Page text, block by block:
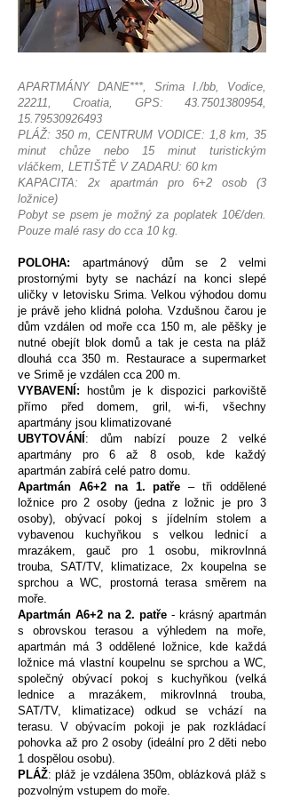
APARTMÁNY DANE***, Srima I./bb, Vodice,
22211, Croatia, GPS:43.7501380954,
15.79530926493
PLÁŽ: 350 m, CENTRUM VODICE: 1,8 km, 35
minut chůze nebo 15 minut turistickým
vláčkem, LETIŠTĚ V ZADARU: 60 km
KAPACITA: 2x apartmán pro 6+2 osob (3
ložnice)
Pobyt se psem je možný za poplatek 10€/den.
Pouze malé rasy do cca 10 kg.​
POLOHA: apartmánový dům se 2 velmi
prostornými byty se nachází na konci slepé
uličky v letovisku Srima. Velkou výhodou domu
je právě jeho klidná poloha. Vzdušnou čarou je
dům vzdálen od moře cca 150 m, ale pěšky je
nutné obejít blok domů a tak je cesta na pláž
dlouhá cca 350 m. Restaurace a supermarket
ve Srimě je vzdálen cca 200 m.
VYBAVENÍ: hostům je k dispozici parkoviště
přímo před domem, gril, wi-fi, všechny
apartmány jsou klimatizované
UBYTOVÁNÍ : dům nabízí pouze 2 velké
apartmány pro 6 až 8 osob, kde každý
apartmán zabírá celé patro domu.
Apartmán A6+2 na 1. patře – tři oddělené
ložnice pro 2 osoby (jedna z ložnic je pro 3
osoby), obývací pokoj s jídelním stolem a
vybavenou kuchyňkou s velkou lednicí a
mrazákem, gauč pro 1 osobu, mikrovlnná
trouba, SAT/TV, klimatizace, 2x koupelna se
sprchou a WC, prostorná terasa směrem na
moře.
Apartmán A6+2 na 2. patře - krásný apartmán
s obrovskou terasou a výhledem na moře,
apartmán má 3 oddělené ložnice, kde každá
ložnice má vlastní koupelnu se sprchou a WC,
společný obývací pokoj s kuchyňkou (velká
lednice a mrazákem, mikrovlnná trouba,
SAT/TV, klimatizace) odkud se vchází na
terasu. V obývacím pokoji je pak rozkládací
pohovka až pro 2 osoby (ideální pro 2 děti nebo
1 dospělou osobu).
PLÁŽ: pláž je vzdálena 350m, oblázková pláž s
pozvolným vstupem do moře.